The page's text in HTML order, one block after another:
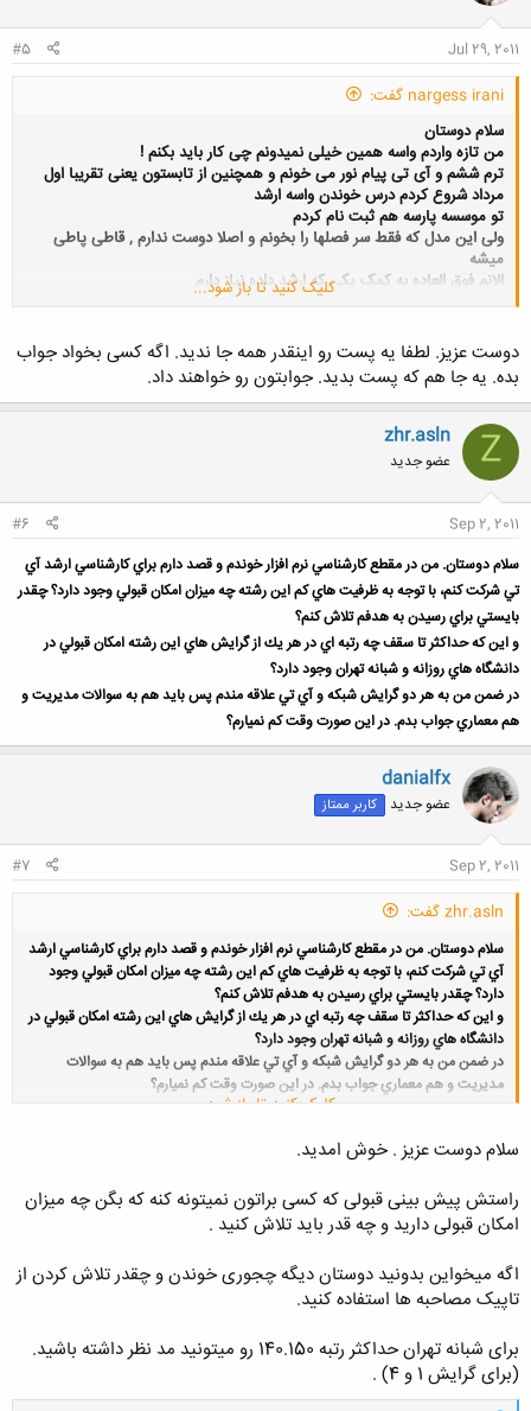
Jul 29, 2011
#5
nargess irani گفت:
سلام دوستان
من تازه واردم واسه همین خیلی نمیدونم چی کار باید بکنم !
ترم ششم و آی تی پیام نور می خونم و همچنین از تابستون یعنی تقریبا اول
مرداد شروع کردم درس خوندن واسه ارشد
تو موسسه پارسه هم ثبت نام کردم
ولی این مدل که فقط سر فصلها را بخونم و اصلا دوست ندارم , قاطی پاطی
میشه
الانم فوق العاده به کمک یکی که ارشد داده نیاز دارم
اگه کسی هست کمکم کنه ممنون مشیم یا یکی رو بهم معرفی کنین ...
کلیک کنید تا باز شود...
دوست عزیز. لطفا یه پست رو اینقدر همه جا ندید. اگه کسی بخواد جواب
بده. یه جا هم که پست بدید. جوابتون رو خواهند داد.
Z
zhr.asln
عضو جدید
Sep 2, 2011
#6
سلام دوستان. من در مقطع كارشناسي نرم افزار خوندم و قصد دارم براي كارشناسي ارشد آي
تي شركت كنم، با توجه به ظرفيت هاي كم اين رشته چه ميزان امكان قبولي وجود دارد؟ چقدر
بايستي براي رسيدن به هدفم تلاش كنم؟
و اين كه حداكثر تا سقف چه رتبه اي در هر يك از گرايش هاي اين رشته امكان قبولي در
دانشگاه هاي روزانه و شبانه تهران وجود دارد؟
در ضمن من به هر دو گرايش شبكه و آي تي علاقه مندم پس بايد هم به سوالات مديريت و
هم معماري جواب بدم. در اين صورت وقت كم نميارم؟
danialfx
عضو جدید کاربر ممتاز
Sep 2, 2011
#7
zhr.asln گفت:
سلام دوستان. من در مقطع كارشناسي نرم افزار خوندم و قصد دارم براي كارشناسي ارشد
آي تي شركت كنم، با توجه به ظرفيت هاي كم اين رشته چه ميزان امكان قبولي وجود
دارد؟ چقدر بايستي براي رسيدن به هدفم تلاش كنم؟
و اين كه حداكثر تا سقف چه رتبه اي در هر يك از گرايش هاي اين رشته امكان قبولي در
دانشگاه هاي روزانه و شبانه تهران وجود دارد؟
در ضمن من به هر دو گرايش شبكه و آي تي علاقه مندم پس بايد هم به سوالات
مديريت و هم معماري جواب بدم. در اين صورت وقت كم نميارم؟
کلیک کنید تا باز شود...
سلام دوست عزیز . خوش امدید.
راستش پیش بینی قبولی که کسی براتون نمیتونه کنه که بگن چه میزان
امکان قبولی دارید و چه قدر باید تلاش کنید .
اگه میخواین بدونید دوستان دیگه چجوری خوندن و چقدر تلاش کردن از
تاپیک مصاحبه ها استفاده کنید.
برای شبانه تهران حداکثر رتبه 140.150 رو میتونید مد نظر داشته باشید.
(برای گرایش 1 و 4) .